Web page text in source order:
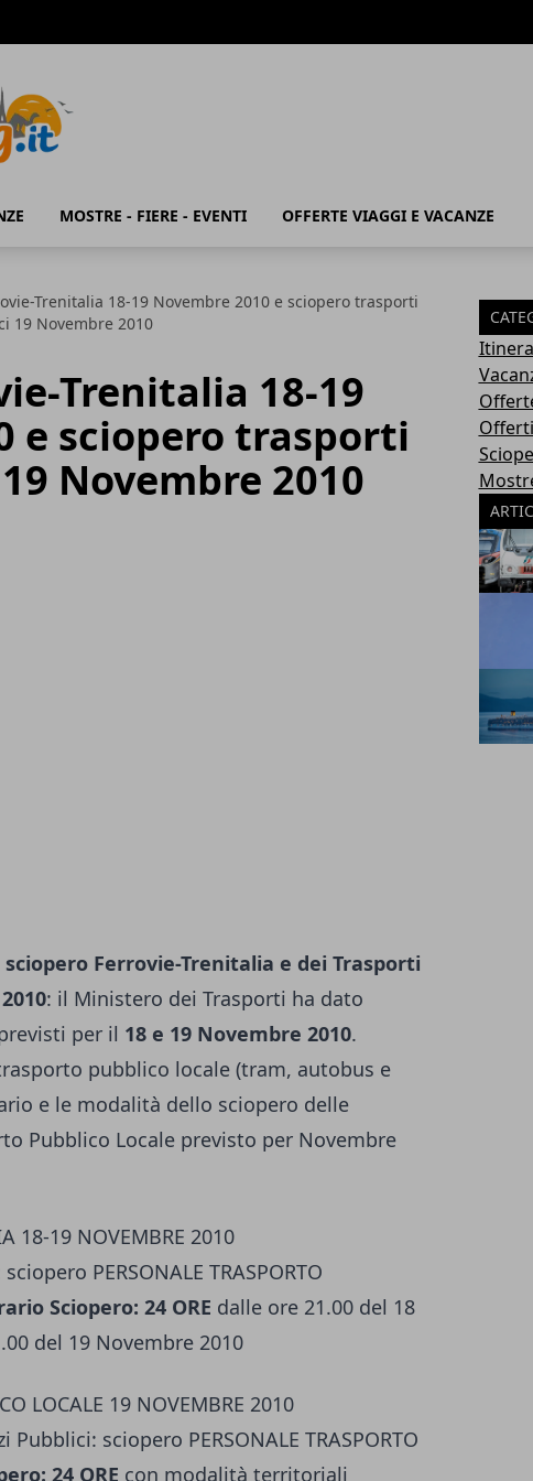
MOSTRE - FIERE - EVENTI OFFERTE VIAGGI E VACANZE
Trenitalia 18-19 Novembre 2010 e sciopero trasporti
19 Novembre 2010
Trenitalia 18-19
e sciopero trasporti
Novembre 2010
sciopero Ferrovie-Trenitalia e dei Trasporti
: il Ministero dei Trasporti ha dato
per il 18 e 19 Novembre 2010.
pubblico locale (tram, autobus e
e le modalità dello sciopero delle
Pubblico Locale previsto per Novembre
18-19 NOVEMBRE 2010
PERSONALE TRASPORTO
Sciopero: 24 ORE dalle ore 21.00 del 18
del 19 Novembre 2010
LOCALE 19 NOVEMBRE 2010
sciopero PERSONALE TRASPORTO
24 ORE con modalità territoriali